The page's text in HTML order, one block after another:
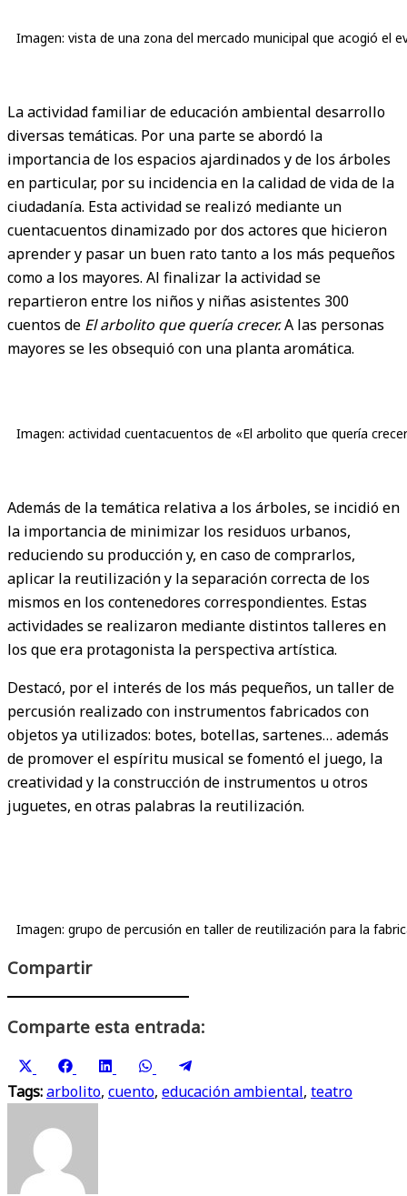
Imagen: vista de una zona del mercado municipal que acogió el
La actividad familiar de educación ambiental desarrollo
diversas temáticas. Por una parte se abordó la
importancia de los espacios ajardinados y de los árboles
en particular, por su incidencia en la calidad de vida de la
ciudadanía. Esta actividad se realizó mediante un
cuentacuentos dinamizado por dos actores que hicieron
aprender y pasar un buen rato tanto a los más pequeños
como a los mayores. Al finalizar la actividad se
repartieron entre los niños y niñas asistentes 300
cuentos de El arbolito que quería crecer.A las personas
mayores se les obsequió con una planta aromática.
Imagen: actividad cuentacuentos de «El arbolito que quería
Además de la temática relativa a los árboles, se incidió en
la importancia de minimizar los residuos urbanos,
reduciendo su producción y, en caso de comprarlos,
aplicar la reutilización y la separación correcta de los
mismos en los contenedores correspondientes. Estas
actividades se realizaron mediante distintos talleres en
los que era protagonista la perspectiva artística.
Destacó, por el interés de los más pequeños, un taller de
percusión realizado con instrumentos fabricados con
objetos ya utilizados: botes, botellas, sartenes… además
de promover el espíritu musical se fomentó el juego, la
creatividad y la construcción de instrumentos u otros
juguetes, en otras palabras la reutilización.
Imagen: grupo de percusión en taller de reutilización para la
Compartir
Comparte esta entrada:
Compartir
en
(Twitter)
Compartir
en
Compartir
en
Compartir
en
en
Tags:arbolito, cuento, educación ambiental, teatro